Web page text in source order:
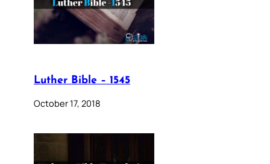
Luther Bible – 1545
October 17, 2018